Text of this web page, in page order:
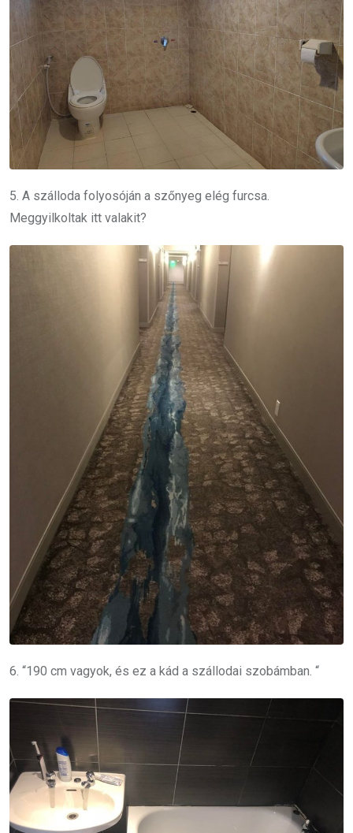
5. A szálloda folyosóján a szőnyeg elég furcsa.
Meggyilkoltak itt valakit?
6. “190 cm vagyok, és ez a kád a szállodai szobámban. “